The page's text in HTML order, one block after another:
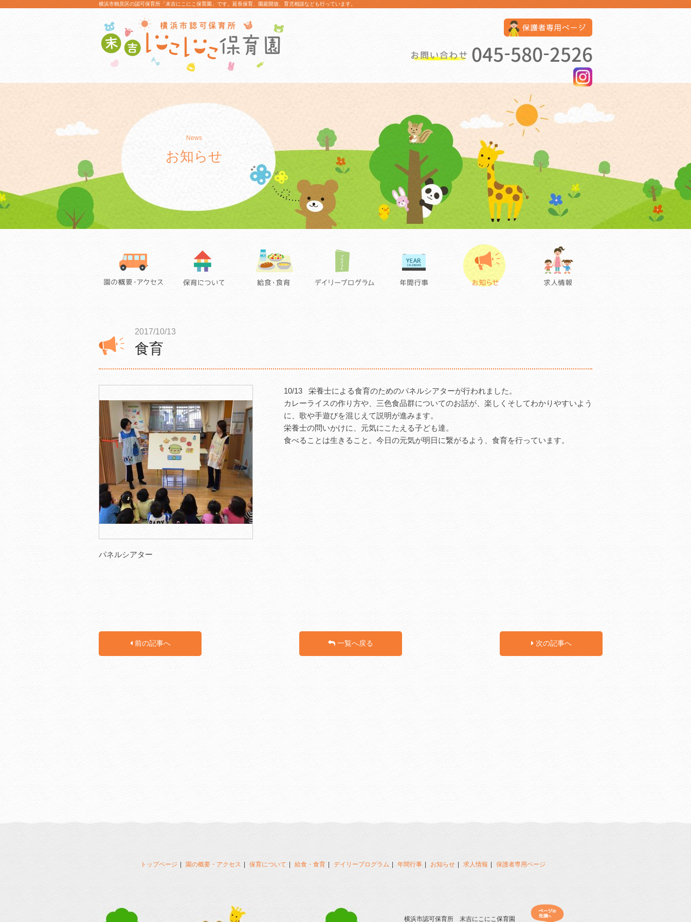
横浜市鶴見区の認可保育所「末吉にこにこ保育園」です。延長保育、園庭開放、育児相談なども行っています。
News
お知らせ
2017/10/13
食育
10/13 栄養士による食育のためのパネルシアターが行われました。
カレーライスの作り方や、三色食品群についてのお話が、楽しくそしてわかりやすいよう
に、歌や手遊びを混じえて説明が進みます。
栄養士の問いかけに、元気にこたえる子ども達。
食べることは生きること。今日の元気が明日に繋がるよう、食育を行っています。
パネルシアター
前の記事へ 一覧へ戻る 次の記事へ
トップページ 園の概要・アクセス 保育について 給食・食育 デイリープログラム 年間行事 お知らせ 求人情報 保護者専用ページ
横浜市認可保育所 末吉にこにこ保育園